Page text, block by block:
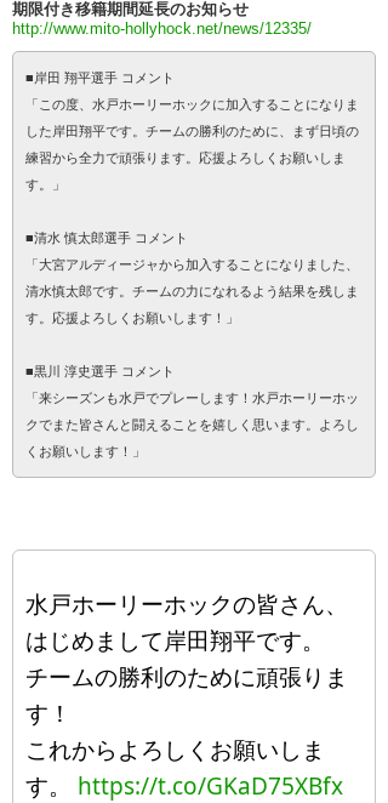
期限付き移籍期間延長のお知らせ
http://www.mito-hollyhock.net/news/12335/
■岸田 翔平選手 コメント
「この度、水戸ホーリーホックに加入することになりま
した岸田翔平です。チームの勝利のために、まず日頃の
練習から全力で頑張ります。応援よろしくお願いしま
す。」
■清水 慎太郎選手 コメント
「大宮アルディージャから加入することになりました、
清水慎太郎です。チームの力になれるよう結果を残しま
す。応援よろしくお願いします！」
■黒川 淳史選手 コメント
「来シーズンも水戸でプレーします！水戸ホーリーホッ
クでまた皆さんと闘えることを嬉しく思います。よろし
くお願いします！」
水戸ホーリーホックの皆さん、
はじめまして岸田翔平です。
チームの勝利のために頑張りま
す！
これからよろしくお願いしま
す。 https://t.co/GKaD75XBfx